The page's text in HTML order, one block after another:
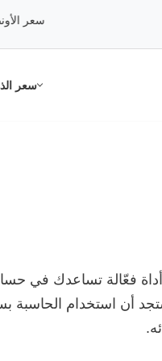
سعر الأونصة:
سعر
أداة فعّالة تساعدك في
أن استخدام الحاسبة